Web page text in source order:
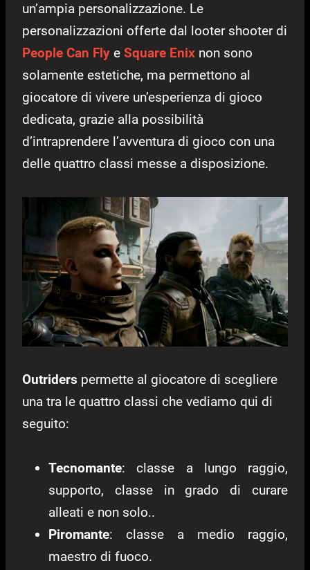
un’ampia personalizzazione. Le
personalizzazioni offerte dal looter shooter di
People Can Fly e Square Enix non sono
solamente estetiche, ma permettono al
giocatore di vivere un’esperienza di gioco
dedicata, grazie alla possibilità
d’intraprendere l’avventura di gioco con una
delle quattro classi messe a disposizione.
Outriders permette al giocatore di scegliere
una tra le quattro classi che vediamo qui di
seguito:
Tecnomante: classe a lungo raggio,
supporto, classe in grado di curare
alleati e non solo..
Piromante: classe a medio raggio,
maestro di fuoco.